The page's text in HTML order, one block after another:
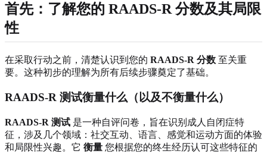
首先：了解您的 RAADS-R 分数及其局限
性
在采取行动之前，清楚认识到您的 RAADS-R 分数 至关重
要。这种初步的理解为所有后续步骤奠定了基础。
RAADS-R 测试衡量什么（以及不衡量什么）
RAADS-R 测试 是一种自评问卷，旨在识别成人自闭症特
征，涉及几个领域：社交互动、语言、感觉和运动方面的体验
和局限性兴趣。它 衡量 您根据您的终生经历认可这些特征的